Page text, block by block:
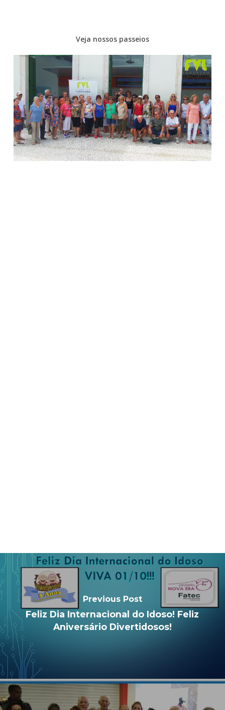
Veja nossos passeios
Previous Post
Feliz Dia Internacional do Idoso! Feliz
Aniversário Divertidosos!